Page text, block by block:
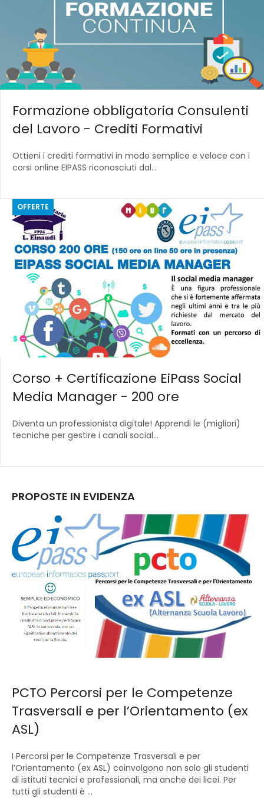
Formazione obbligatoria Consulenti
del Lavoro - Crediti Formativi
Ottieni i crediti formativi in modo semplice e veloce con i
corsi online EIPASS riconosciuti dal...
OFFERTE
Corso + Certificazione EiPass Social
Media Manager - 200 ore
Diventa un professionista digitale! Apprendi le (migliori)
tecniche per gestire i canali social...
PROPOSTE IN EVIDENZA
PCTO Percorsi per le Competenze
Trasversali e per l’Orientamento (ex
ASL)
I Percorsi per le Competenze Trasversali e per
l’Orientamento (ex ASL) coinvolgono non solo gli studenti
di istituti tecnici e professionali, ma anche dei licei. Per
tutti gli studenti è ...